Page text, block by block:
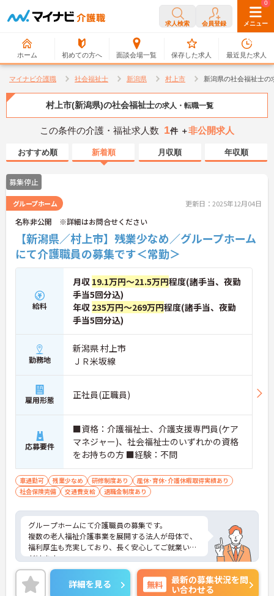
求人検索 会員登録 メニュー
ホーム 初めての方へ 面談会場一覧
0
保存した求人
0
最近見た求人
マイナビ介護職 社会福祉士 新潟県 村上市 新潟県の社会福祉士の
村上市(新潟県)の社会福祉士の求人・転職一覧
この条件の介護・福祉求人数 1件 ＋非公開求人
おすすめ順 新着順 月収順 年収順
募集停止
グループホーム 更新日：2025年12月04日
名称非公開 ※詳細はお問合せください
【新潟県／村上市】残業少なめ／グループホーム
にて介護職員の募集です＜常勤＞
給料
月収 19.1万円～21.5万円程度(諸手当、夜勤
手当5回分込)
年収 235万円～269万円程度(諸手当、夜勤
手当5回分込)
勤務地
新潟県 村上市
ＪＲ米坂線
雇用形態 正社員(正職員)
応募要件
■資格：介護福祉士、介護支援専門員(ケア
マネジャー)、社会福祉士のいずれかの資格
をお持ちの方 ■経験：不問
車通勤可 残業少なめ 研修制度あり
産休･育休･介護休暇取得実績あり
社会保険完備
交通費支給 退職金制度あり
グループホームにて介護職員の募集です。
複数の老人福祉介護事業を展開する法人が母体で、
福利厚生も充実しており、長く安心してご就業いた
だけます。
ご興味ある方には、面接対策ポイントなど、詳細を
お話しいたしますのでお気軽にご相談ください。
詳細を見る 無料
最新の募集状況を問
い合わせる